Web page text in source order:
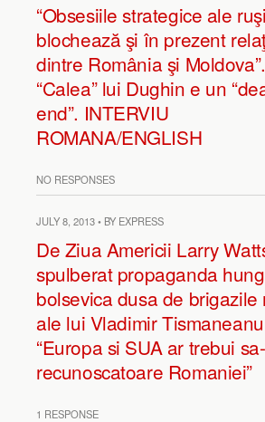
“Obsesiile strategice ale
blochează şi în prezent
dintre România şi Moldova”.
“Calea” lui Dughin e un
end”. INTERVIU
ROMANA/ENGLISH
NO RESPONSES
JULY 8, 2013 • BY EXPRESS
De Ziua Americii Larry
spulberat propaganda
bolsevica dusa de brigazile
ale lui Vladimir
“Europa si SUA ar trebui
recunoscatoare Romaniei”
1 RESPONSE